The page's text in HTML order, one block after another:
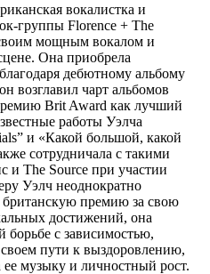
вокалистка и
группы Florence + The
мощным вокалом и
Она приобрела
дебютному альбому
возглавил чарт альбомов
Brit Award как лучший
работы Уэлча
и «Какой большой, какой
сотрудничала с такими
и The Source при участии
Уэлч неоднократно
премию за свою
достижений, она
борьбе с зависимостью,
пути к выздоровлению,
музыку и личностный рост.